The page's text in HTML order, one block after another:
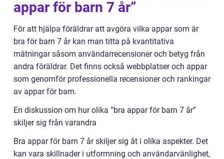
appar för barn 7 år”
För att hjälpa föräldrar att avgöra vilka appar som är
bra för barn 7 år kan man titta på kvantitativa
mätningar såsom användarrecensioner och betyg från
andra föräldrar. Det finns också webbplatser och appar
som genomför professionella recensioner och rankingar
av appar för barn.
En diskussion om hur olika ”bra appar för barn 7 år”
skiljer sig från varandra
Bra appar för barn 7 år skiljer sig åt i olika aspekter. Det
kan vara skillnader i utformning och användarvänlighet,